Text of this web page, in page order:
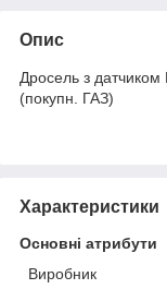
Опис
Дросель з датчиком
(покупн. ГАЗ)
Характеристики
Основні атрибути
Виробник